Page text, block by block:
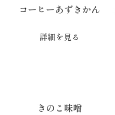
コーヒーあずきかん
詳細を見る
きのこ味噌